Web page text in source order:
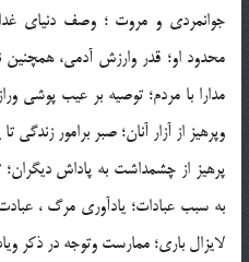
جوانمردي و مروت ؛ وصف دنياي
محدود او؛ قدر وارزش آدمي،
مدارا با مردم؛ توصيه بر عيب پوشي
وپرهيز از آزار آنان؛ صبر برامور
پرهيز از چشمداشت به پاداش ديگران؛
به سبب عبادات؛ يادآوري مرگ ،
لايزال باري؛ ممارست وتوجه در ذکر